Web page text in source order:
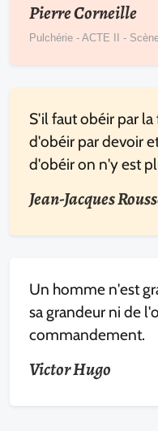
Pierre Corneille
Pulchérie - ACTE II -
S'il faut obéir par
d'obéir par devoir
d'obéir on n'y est
Jean-Jacques
Un homme n'est
sa grandeur ni de
commandement.
Victor Hugo